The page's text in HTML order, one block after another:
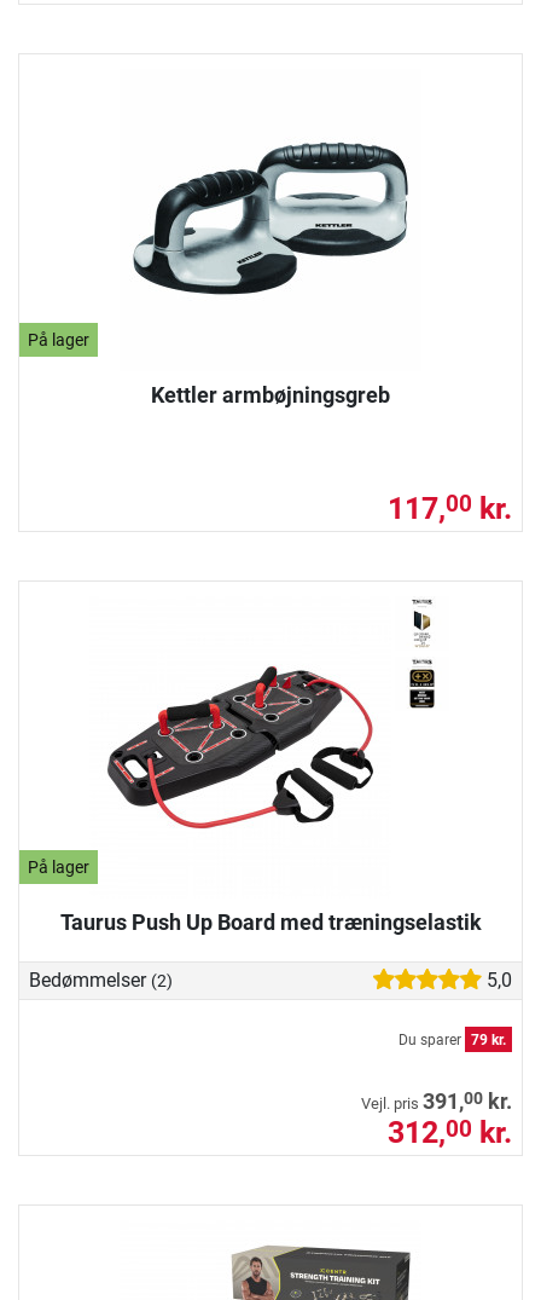
På lager
Kettler armbøjningsgreb
117,00 kr.
På lager
Taurus Push Up Board med træningselastik
Bedømmelser (2) 5,0
Du sparer 79 kr.
Vejl. pris 391,00 kr.
312,00 kr.